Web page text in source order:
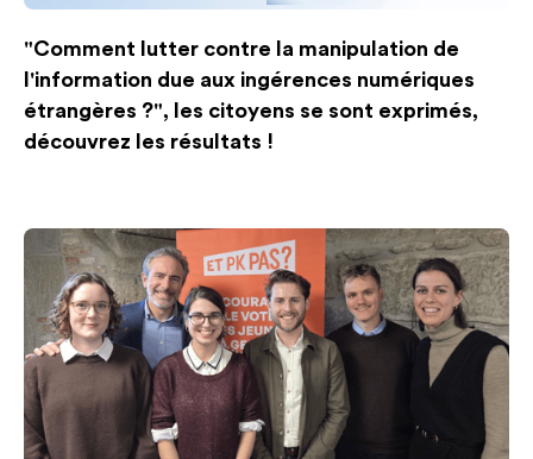
"Comment lutter contre la manipulation de
l'information due aux ingérences numériques
étrangères ?", les citoyens se sont exprimés,
découvrez les résultats !